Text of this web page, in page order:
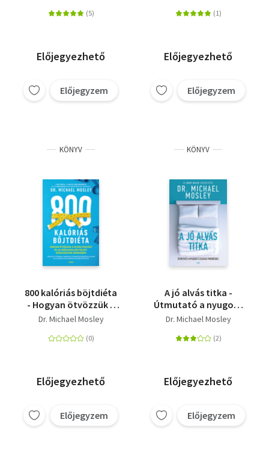
Előjegyezhető
Előjegyzem
testünket
Előjegyezhető
Előjegyzem
KÖNYV
800 kalóriás böjtdiéta
- Hogyan ötvözzük a
gyors fogyást és az
egészségünk
Dr. Michael Mosley
Előjegyezhető
Előjegyzem
KÖNYV
A jó alvás titka -
Útmutató a nyugodt
éjszakai pihenéshez
Dr. Michael Mosley
Előjegyezhető
Előjegyzem